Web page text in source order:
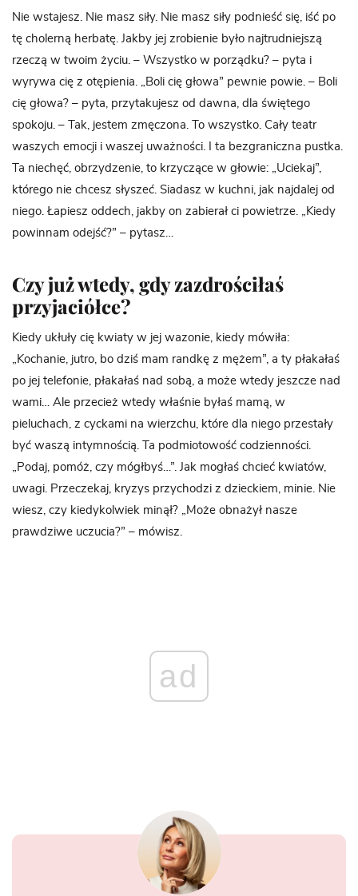
Nie wstajesz. Nie masz siły. Nie masz siły podnieść się, iść po
tę cholerną herbatę. Jakby jej zrobienie było najtrudniejszą
rzeczą w twoim życiu. – Wszystko w porządku? – pyta i
wyrywa cię z otępienia. „Boli cię głowa” pewnie powie. – Boli
cię głowa? – pyta, przytakujesz od dawna, dla świętego
spokoju. – Tak, jestem zmęczona. To wszystko. Cały teatr
waszych emocji i waszej uważności. I ta bezgraniczna pustka.
Ta niechęć, obrzydzenie, to krzyczące w głowie: „Uciekaj”,
którego nie chcesz słyszeć. Siadasz w kuchni, jak najdalej od
niego. Łapiesz oddech, jakby on zabierał ci powietrze. „Kiedy
powinnam odejść?” – pytasz…
Czy już wtedy, gdy zazdrościłaś
przyjaciółce?
Kiedy ukłuły cię kwiaty w jej wazonie, kiedy mówiła:
„Kochanie, jutro, bo dziś mam randkę z mężem”, a ty płakałaś
po jej telefonie, płakałaś nad sobą, a może wtedy jeszcze nad
wami… Ale przecież wtedy właśnie byłaś mamą, w
pieluchach, z cyckami na wierzchu, które dla niego przestały
być waszą intymnością. Ta podmiotowość codzienności.
„Podaj, pomóż, czy mógłbyś…”. Jak mogłaś chcieć kwiatów,
uwagi. Przeczekaj, kryzys przychodzi z dzieckiem, minie. Nie
wiesz, czy kiedykolwiek minął? „Może obnażył nasze
prawdziwe uczucia?” – mówisz.
ad